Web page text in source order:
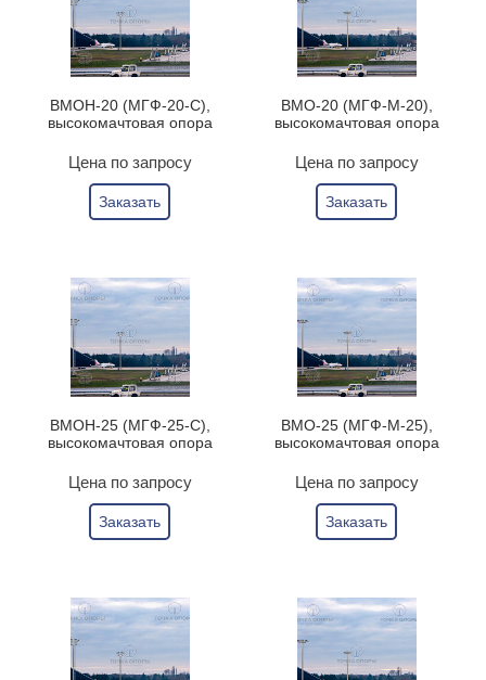
ВМОН-20 (МГФ-20-С),
высокомачтовая опора
Цена по запросу
Заказать
ВМО-20 (МГФ-М-20),
высокомачтовая опора
Цена по запросу
Заказать
ВМОН-25 (МГФ-25-С),
высокомачтовая опора
Цена по запросу
Заказать
ВМО-25 (МГФ-М-25),
высокомачтовая опора
Цена по запросу
Заказать